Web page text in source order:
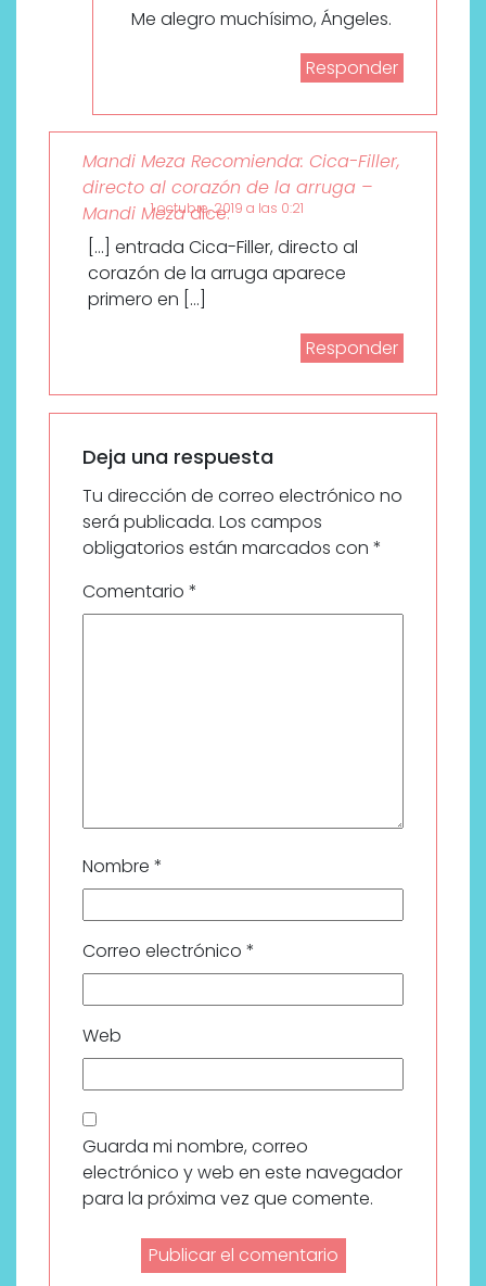
Me alegro muchísimo, Ángeles.
Responder
Mandi Meza Recomienda: Cica-Filler,
directo al corazón de la arruga –
Mandi Mezadice:
1 octubre, 2019 a las 0:21
[…] entrada Cica-Filler, directo al
corazón de la arruga aparece
primero en […]
Responder
Deja una respuesta
Tu dirección de correo electrónico no
será publicada. Los campos
obligatorios están marcados con *
Comentario *
Nombre *
Correo electrónico *
Web
Guarda mi nombre, correo
electrónico y web en este navegador
para la próxima vez que comente.